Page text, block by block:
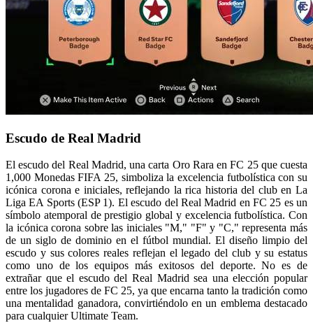
Escudo de Real Madrid
El escudo del Real Madrid, una carta Oro Rara en FC 25 que cuesta
1,000 Monedas FIFA 25, simboliza la excelencia futbolística con su
icónica corona e iniciales, reflejando la rica historia del club en La
Liga EA Sports (ESP 1). El escudo del Real Madrid en FC 25 es un
símbolo atemporal de prestigio global y excelencia futbolística. Con
la icónica corona sobre las iniciales "M," "F" y "C," representa más
de un siglo de dominio en el fútbol mundial. El diseño limpio del
escudo y sus colores reales reflejan el legado del club y su estatus
como uno de los equipos más exitosos del deporte. No es de
extrañar que el escudo del Real Madrid sea una elección popular
entre los jugadores de FC 25, ya que encarna tanto la tradición como
una mentalidad ganadora, convirtiéndolo en un emblema destacado
para cualquier Ultimate Team.